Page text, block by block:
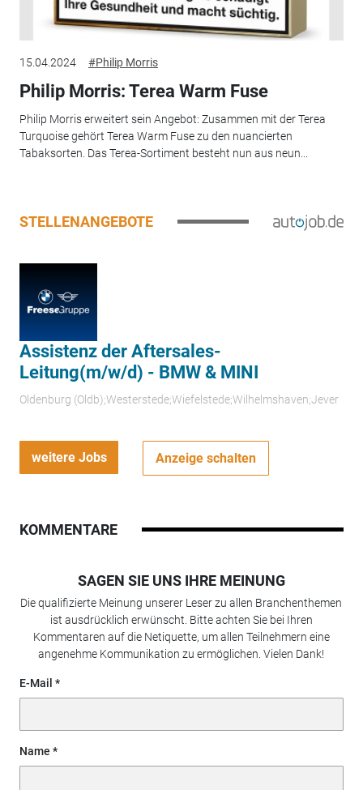
15.04.2024 #Philip Morris
Philip Morris: Terea Warm Fuse
Philip Morris erweitert sein Angebot: Zusammen mit der Terea
Turquoise gehört Terea Warm Fuse zu den nuancierten
Tabaksorten. Das Terea-Sortiment besteht nun aus neun...
STELLENANGEBOTE
Assistenz der Aftersales-
Leitung(m/w/d) - BMW & MINI
Oldenburg (Oldb);Westerstede;Wiefelstede;Wilhelmshaven;Jever
weitere Jobs Anzeige schalten
KOMMENTARE
SAGEN SIE UNS IHRE MEINUNG
Die qualifizierte Meinung unserer Leser zu allen Branchenthemen
ist ausdrücklich erwünscht. Bitte achten Sie bei Ihren
Kommentaren auf die Netiquette, um allen Teilnehmern eine
angenehme Kommunikation zu ermöglichen. Vielen Dank!
E-Mail
Name